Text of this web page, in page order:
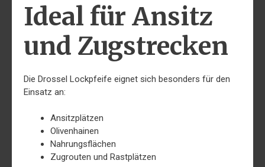
Ideal für Ansitz
und Zugstrecken
Die Drossel Lockpfeife eignet sich besonders für den
Einsatz an:
Ansitzplätzen
Olivenhainen
Nahrungsflächen
Zugrouten und Rastplätzen